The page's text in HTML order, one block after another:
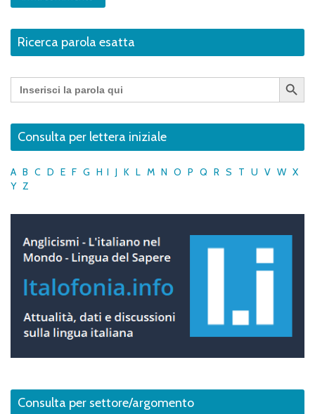
Ricerca parola esatta
Search
for:
Search Button
Consulta per lettera iniziale
A B C D E F G H I J K L M N O P Q R S T U V W X
Y Z
Consulta per settore/argomento